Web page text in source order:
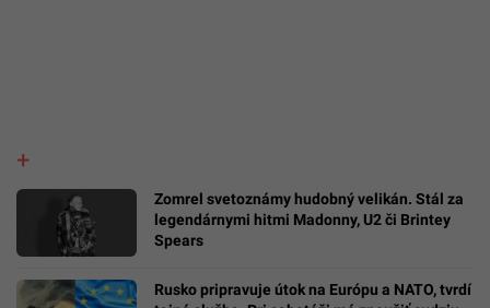
Zomrel svetoznámy hudobný velikán. Stál za
legendárnymi hitmi Madonny, U2 či Brintey
Spears
Rusko pripravuje útok na Európu a NATO, tvrdí